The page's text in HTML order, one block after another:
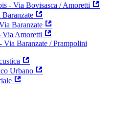
- Via Bovisasca / Amoretti
Baranzate
Via Amoretti
Via Baranzate / Prampolini
Urbano